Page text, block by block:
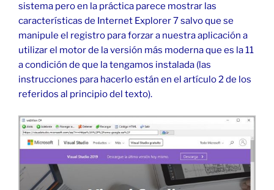
sistema pero en la práctica parece mostrar las
características de Internet Explorer 7 salvo que se
manipule el registro para forzar a nuestra aplicación a
utilizar el motor de la versión más moderna que es la 11
a condición de que la tengamos instalada (las
instrucciones para hacerlo están en el artículo 2 de los
referidos al principio del texto).